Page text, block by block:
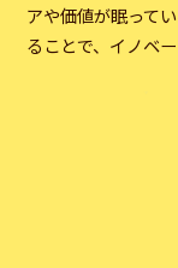
アや価値が眠って
ることで、イノベ